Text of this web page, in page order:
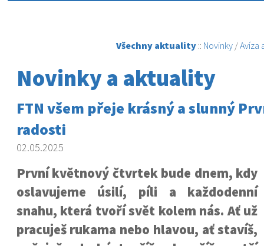
Všechny aktuality :: Novinky /Avíza
Novinky a aktuality
FTN všem přeje krásný a slunný
radosti
02.05.2025
První květnový čtvrtek bude dnem, kdy
oslavujeme úsilí, píli a každodenní
snahu, která tvoří svět kolem nás. Ať už
pracuješ rukama nebo hlavou, ať stavíš,